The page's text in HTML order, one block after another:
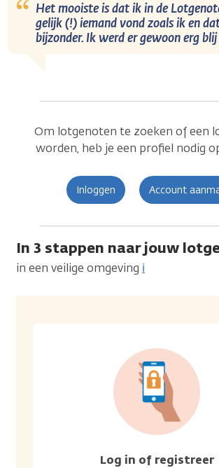
Het mooiste is dat ik in de
gelijk (!) iemand vond zoals ik en
bijzonder. Ik werd er gewoon erg
Om lotgenoten te zoeken of een
worden, heb je een profiel nodig
Inloggen Account
In 3 stappen naar jouw
in een veilige omgeving ℹ️
Log in of registreer